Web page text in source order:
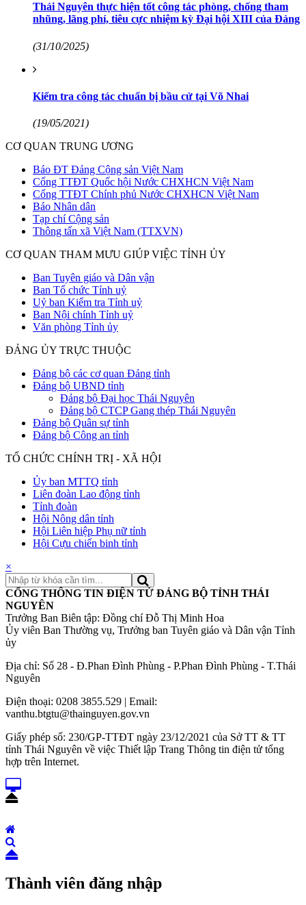
Thái Nguyên thực hiện tốt công tác phòng, chống tham
nhũng, lãng phí, tiêu cực nhiệm kỳ Đại hội XIII của Đảng
(31/10/2025)
Kiểm tra công tác chuẩn bị bầu cử tại Võ Nhai
(19/05/2021)
CƠ QUAN TRUNG ƯƠNG
Báo ĐT Đảng Cộng sản Việt Nam
Cổng TTĐT Quốc hội Nước CHXHCN Việt Nam
Cổng TTĐT Chính phủ Nước CHXHCN Việt Nam
Báo Nhân dân
Tạp chí Cộng sản
Thông tấn xã Việt Nam (TTXVN)
CƠ QUAN THAM MƯU GIÚP VIỆC TỈNH ỦY
Ban Tuyên giáo và Dân vận
Ban Tổ chức Tỉnh uỷ
Uỷ ban Kiểm tra Tỉnh uỷ
Ban Nội chính Tỉnh uỷ
Văn phòng Tỉnh ủy
ĐẢNG ỦY TRỰC THUỘC
Đảng bộ các cơ quan Đảng tỉnh
Đảng bộ UBND tỉnh
Đảng bộ Đại học Thái Nguyên
Đảng bộ CTCP Gang thép Thái Nguyên
Đảng bộ Quân sự tỉnh
Đảng bộ Công an tỉnh
TỔ CHỨC CHÍNH TRỊ - XÃ HỘI
Ủy ban MTTQ tỉnh
Liên đoàn Lao động tỉnh
Tỉnh đoàn
Hội Nông dân tỉnh
Hội Liên hiệp Phụ nữ tỉnh
Hội Cựu chiến binh tỉnh
×
CỔNG THÔNG TIN ĐIỆN TỬ ĐẢNG BỘ TỈNH THÁI
NGUYÊN
Trưởng Ban Biên tập: Đồng chí Đỗ Thị Minh Hoa
Ủy viên Ban Thường vụ, Trưởng ban Tuyên giáo và Dân vận Tỉnh
ủy
Địa chỉ: Số 28 - Đ.Phan Đình Phùng - P.Phan Đình Phùng - T.Thái
Nguyên
Điện thoại: 0208 3855.529 | Email:
vanthu.btgtu@thainguyen.gov.vn
Giấy phép số: 230/GP-TTĐT ngày 23/12/2021 của Sở TT & TT
tỉnh Thái Nguyên về việc Thiết lập Trang Thông tin điện tử tổng
hợp trên Internet.
Thành viên đăng nhập